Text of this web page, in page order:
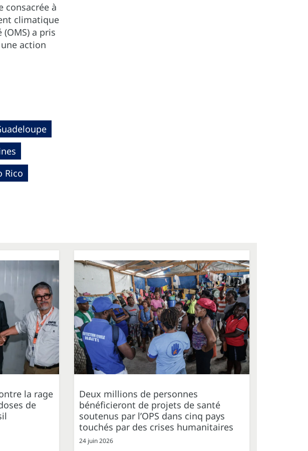
consacrée à
climatique
a pris
action
Rico
la rage
de
Deux millions de personnes
bénéficieront de projets de santé
soutenus par l’OPS dans cinq pays
touchés par des crises humanitaires
24 juin 2026